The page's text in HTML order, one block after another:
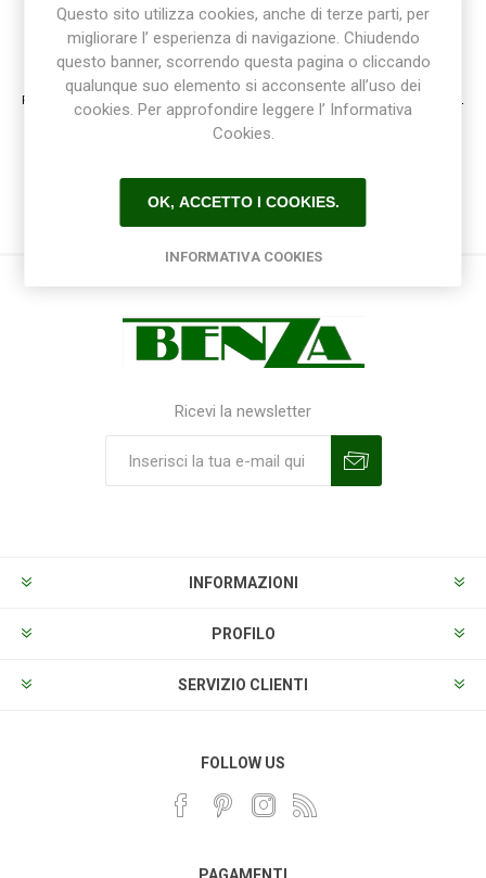
Registrazione / Login
Registrati e accedi al sito per ottenere l'esperienza migliore e ottenere tutti i vantaggi.
Ricevi la newsletter
INFORMAZIONI
PROFILO
SERVIZIO CLIENTI
FOLLOW US
Questo sito utilizza cookies, anche di terze parti, per
migliorare l’ esperienza di navigazione. Chiudendo
questo banner, scorrendo questa pagina o cliccando
qualunque suo elemento si acconsente all’uso dei
cookies. Per approfondire leggere l’ Informativa
Cookies.
OK, ACCETTO I COOKIES.
INFORMATIVA COOKIES